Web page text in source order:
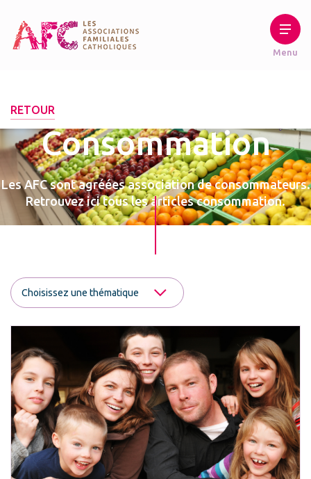
RETOUR
Consommation
Les AFC sont agréées association de consommateurs.
Retrouvez ici tous les articles consommation.